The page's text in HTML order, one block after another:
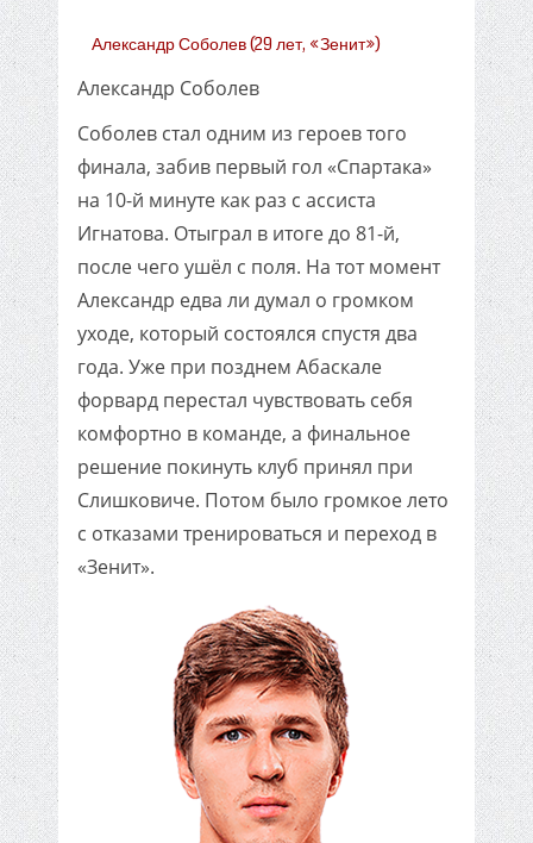
Александр Соболев (29 лет, «Зенит»)
Александр Соболев
Соболев стал одним из героев того
финала, забив первый гол «Спартака»
на 10-й минуте как раз с ассиста
Игнатова. Отыграл в итоге до 81-й,
после чего ушёл с поля. На тот момент
Александр едва ли думал о громком
уходе, который состоялся спустя два
года. Уже при позднем Абаскале
форвард перестал чувствовать себя
комфортно в команде, а финальное
решение покинуть клуб принял при
Слишковиче. Потом было громкое лето
с отказами тренироваться и переход в
«Зенит».